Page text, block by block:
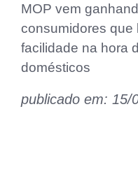
MOP vem
consumidores que
facilidade na hora
domésticos
publicado em: 15/